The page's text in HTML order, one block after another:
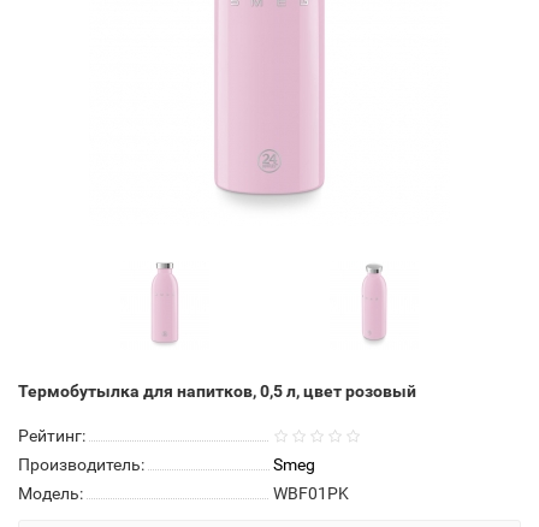
Термобутылка для напитков, 0,5 л, цвет розовый
Рейтинг:
Производитель:
Smeg
Модель:
WBF01PK